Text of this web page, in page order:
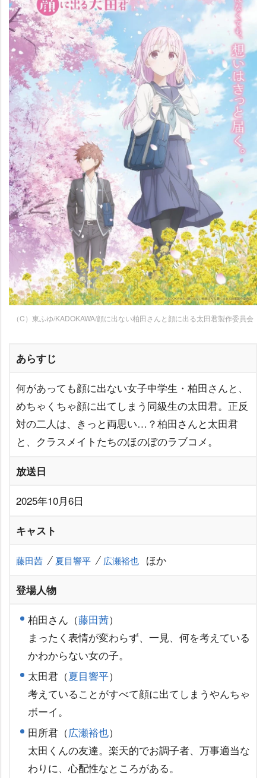
（C）東ふゆ/KADOKAWA/顔に出ない柏田さんと顔に出る太田君製作委員会
あらすじ
何があっても顔に出ない女子中学生・柏田さんと、
めちゃくちゃ顔に出てしまう同級生の太田君。正反
対の二人は、きっと両思い…？柏田さんと太田君
と、クラスメイトたちのほのぼのラブコメ。
放送日
2025年10月6日
キャスト
藤田茜 夏目響平 広瀬裕也 ほか
登場人物
柏田さん（藤田茜）
まったく表情が変わらず、一見、何を考えている
かわからない女の子。
太田君（夏目響平）
考えていることがすべて顔に出てしまうやんちゃ
ボーイ。
田所君（広瀬裕也）
太田くんの友達。楽天的でお調子者、万事適当な
わりに、心配性なところがある。